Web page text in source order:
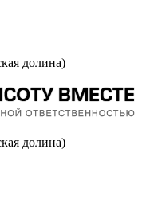
долина)
долина)